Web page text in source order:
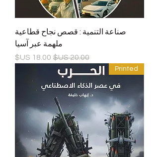
صناعة التنمية : قصص نجاح قطاعية
ملهمة عبر آسيا
سعر عادي
سعر البيع
Printed